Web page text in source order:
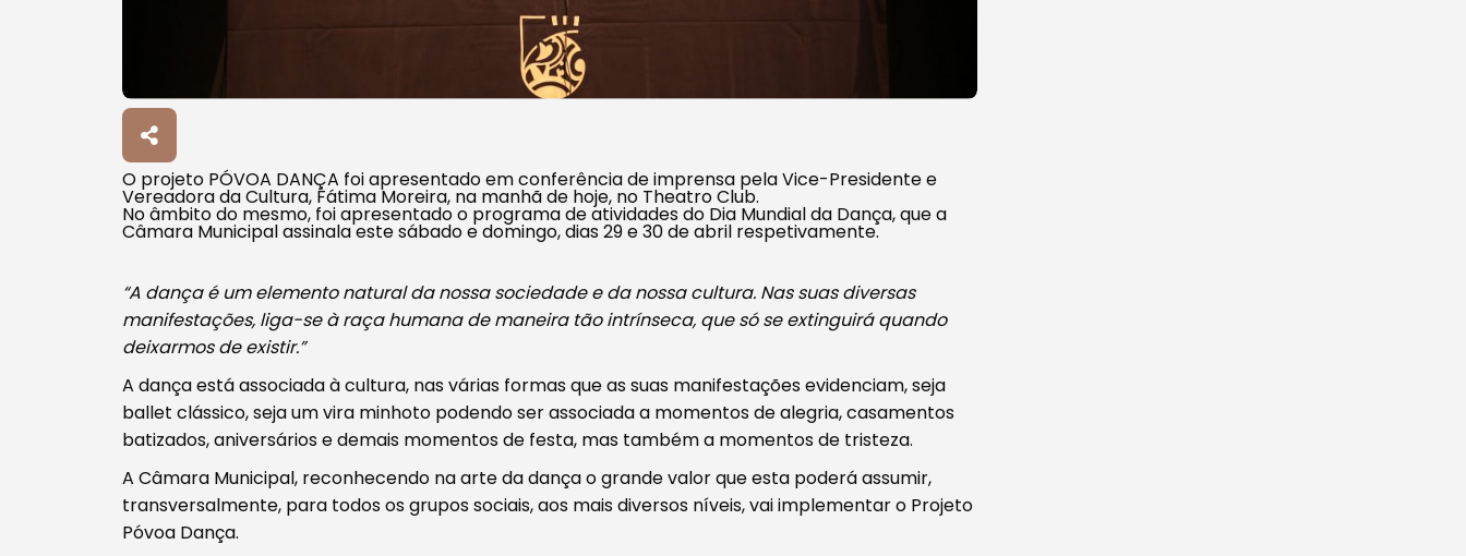
O projeto PÓVOA DANÇA foi apresentado em conferência de imprensa pela Vice-Presidente e
Vereadora da Cultura, Fátima Moreira, na manhã de hoje, no Theatro Club.
No âmbito do mesmo, foi apresentado o programa de atividades do Dia Mundial da Dança, que a
Câmara Municipal assinala este sábado e domingo, dias 29 e 30 de abril respetivamente.
“A dança é um elemento natural da nossa sociedade e da nossa cultura. Nas suas diversas
manifestações, liga-se à raça humana de maneira tão intrínseca, que só se extinguirá quando
deixarmos de existir.”
A dança está associada à cultura, nas várias formas que as suas manifestações evidenciam, seja
ballet clássico, seja um vira minhoto podendo ser associada a momentos de alegria, casamentos
batizados, aniversários e demais momentos de festa, mas também a momentos de tristeza.
A Câmara Municipal, reconhecendo na arte da dança o grande valor que esta poderá assumir,
transversalmente, para todos os grupos sociais, aos mais diversos níveis, vai implementar o Projeto
Póvoa Dança.